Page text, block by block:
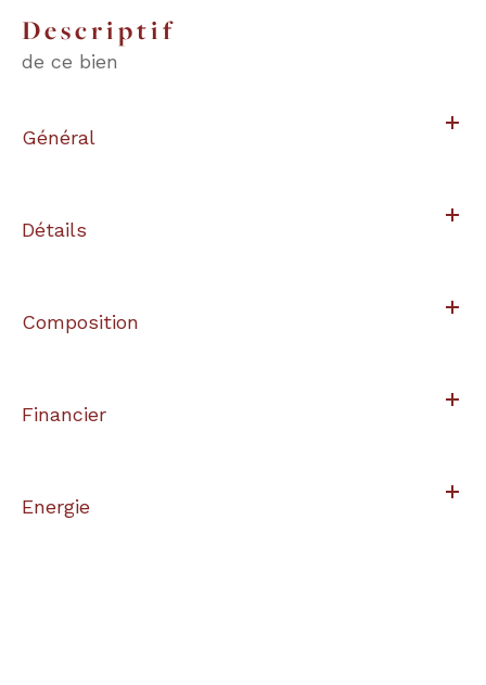
descriptif
de ce bien
Général
Détails
Composition
Financier
Energie